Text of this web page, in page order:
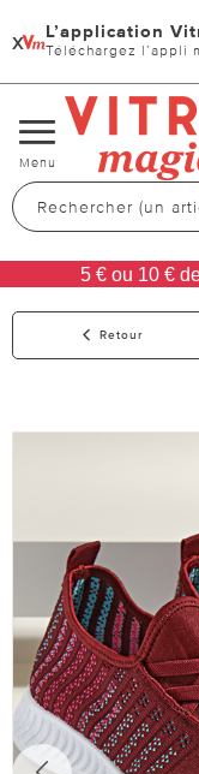
x L’application
Téléchargez l’appli
Changer
de
navigation
Menu
5 € ou 10 €
Retour